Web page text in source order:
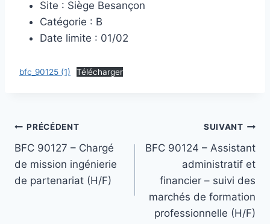
Site : Siège Besançon
Catégorie : B
Date limite : 01/02
bfc_90125 (1) Télécharger
Navigation
de
l’article
PRÉCÉDENT
BFC 90127 – Chargé
de mission ingénierie
de partenariat (H/F)
SUIVANT
BFC 90124 – Assistant
administratif et
financier – suivi des
marchés de formation
professionnelle (H/F)